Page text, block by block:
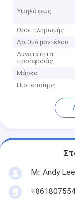
Υψηλό φως
Όροι πληρωμής
Αριθμό μοντέλου
Δυνατότητα
προσφοράς
Μάρκα
Πιστοποίηση
Mr. Andy Lee